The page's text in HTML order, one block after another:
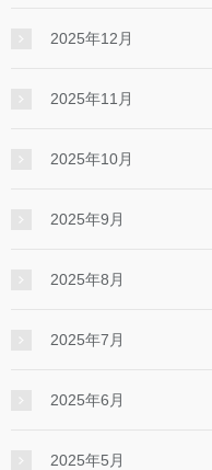
2025年12月
2025年11月
2025年10月
2025年9月
2025年8月
2025年7月
2025年6月
2025年5月